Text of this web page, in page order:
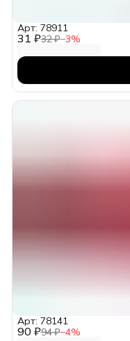
31 ₽32 ₽−3%
Арт: 78911
90 ₽94 ₽−4%
Арт: 78141